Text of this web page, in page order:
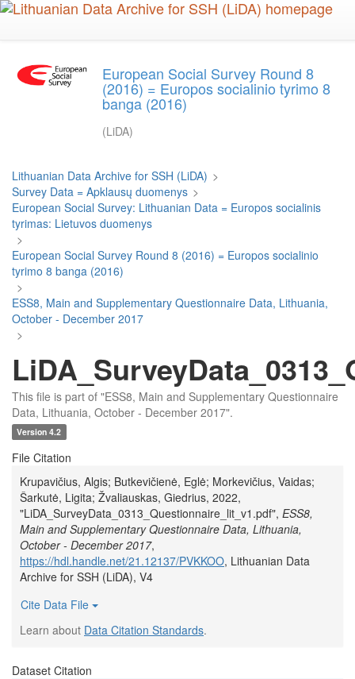
Skip
European Social Survey Round 8
(2016) = Europos socialinio tyrimo 8
banga (2016)
(LiDA)
Lithuanian Data Archive for SSH (LiDA) >
Survey Data = Apklausų duomenys >
European Social Survey: Lithuanian Data = Europos socialinis
tyrimas: Lietuvos duomenys
>
European Social Survey Round 8 (2016) = Europos socialinio
tyrimo 8 banga (2016)
>
ESS8, Main and Supplementary Questionnaire Data, Lithuania,
October - December 2017
>
This file is part of "ESS8, Main and Supplementary Questionnaire
Data, Lithuania, October - December 2017".
Version 4.2
File Citation
Krupavičius, Algis; Butkevičienė, Eglė; Morkevičius, Vaidas;
Šarkutė, Ligita; Žvaliauskas, Giedrius, 2022,
"LiDA_SurveyData_0313_Questionnaire_lit_v1.pdf", ESS8,
Main and Supplementary Questionnaire Data, Lithuania,
October - December 2017,
https://hdl.handle.net/21.12137/PVKKOO, Lithuanian Data
Archive for SSH (LiDA), V4
Cite Data File
Learn about Data Citation Standards.
Dataset Citation